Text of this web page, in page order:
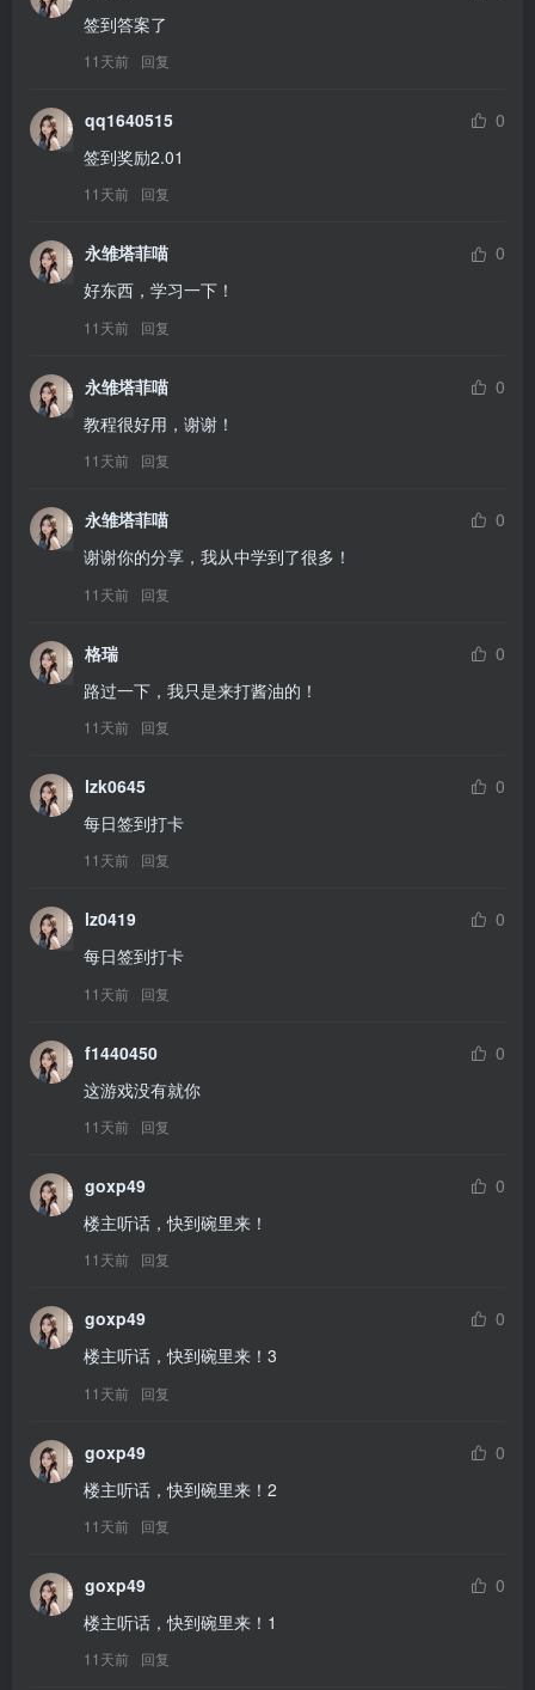
签到答案了
11天前 回复
qq1640515
0
签到奖励2.01
11天前 回复
永雏塔菲喵
0
好东西，学习一下！
11天前 回复
永雏塔菲喵
0
教程很好用，谢谢！
11天前 回复
永雏塔菲喵
0
谢谢你的分享，我从中学到了很多！
11天前 回复
格瑞
0
路过一下，我只是来打酱油的！
11天前 回复
lzk0645
0
每日签到打卡
11天前 回复
lz0419
0
每日签到打卡
11天前 回复
f1440450
0
这游戏没有就你
11天前 回复
goxp49
0
楼主听话，快到碗里来！
11天前 回复
goxp49
0
楼主听话，快到碗里来！3
11天前 回复
goxp49
0
楼主听话，快到碗里来！2
11天前 回复
goxp49
0
楼主听话，快到碗里来！1
11天前 回复